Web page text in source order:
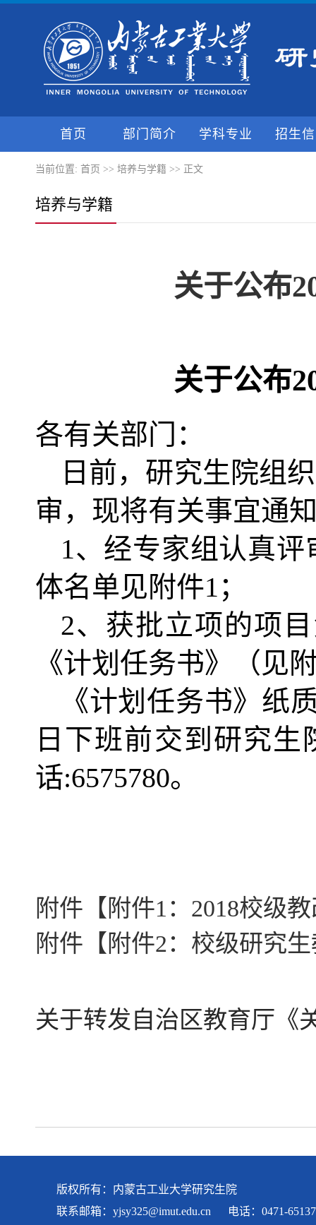
首页 部门简介 学科专业 招生
当前位置: 首页 >> 培养与学籍 >> 正文
培养与学籍
关于公布
关于公布
各有关部门：
日前，研究生院组
审，现将有关事宜通
1、经专家组认真评
体名单见附件1 ；
2、获批立项的项
《计划任务书》（见
《计划任务书》纸
日下班前交到研究生
话:6575780。
附件【 附件1：2018校级
附件【 附件2：校级研究
关于转发自治区教育厅《
版权所有：内蒙古工业大学研究生院
联系邮箱： yjsy325@imut.edu.cn 电话：0471-